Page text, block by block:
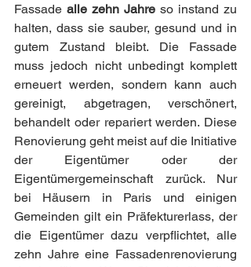
Fassade alle zehn Jahre so instand zu
halten, dass sie sauber, gesund und in
gutem Zustand bleibt. Die Fassade
muss jedoch nicht unbedingt komplett
erneuert werden, sondern kann auch
gereinigt, abgetragen, verschönert,
behandelt oder repariert werden. Diese
Renovierung geht meist auf die Initiative
der Eigentümer oder der
Eigentümergemeinschaft zurück. Nur
bei Häusern in Paris und einigen
Gemeinden gilt ein Präfekturerlass, der
die Eigentümer dazu verpflichtet, alle
zehn Jahre eine Fassadenrenovierung